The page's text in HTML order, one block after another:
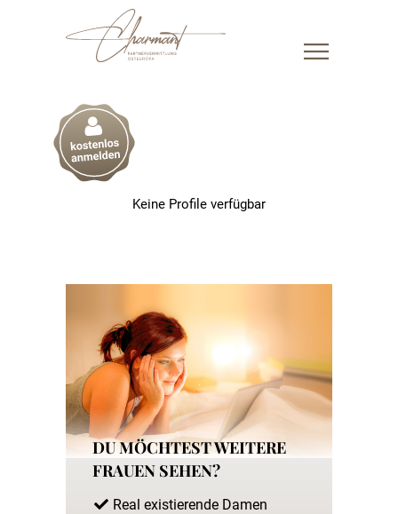
Keine Profile verfügbar
DU MÖCHTEST WEITERE
FRAUEN SEHEN?
Real existierende Damen